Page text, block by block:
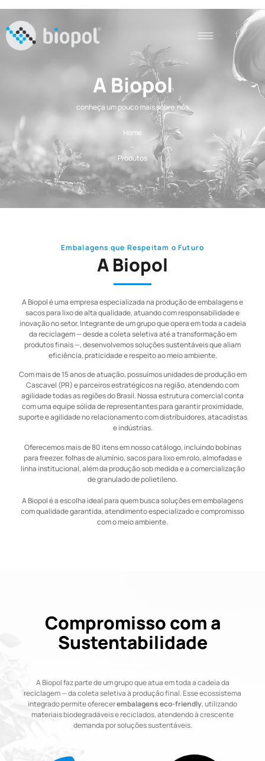
A Biopol
conheça um pouco mais sobre nós
Home
-
Produtos
Embalagens que Respeitam o Futuro
A Biopol
A Biopol é uma empresa especializada na produção de embalagens e
sacos para lixo de alta qualidade, atuando com responsabilidade e
inovação no setor. Integrante de um grupo que opera em toda a cadeia
da reciclagem — desde a coleta seletiva até a transformação em
produtos finais —, desenvolvemos soluções sustentáveis que aliam
eficiência, praticidade e respeito ao meio ambiente.
Com mais de 15 anos de atuação, possuímos unidades de produção em
Cascavel (PR) e parceiros estratégicos na região, atendendo com
agilidade todas as regiões do Brasil. Nossa estrutura comercial conta
com uma equipe sólida de representantes para garantir proximidade,
suporte e agilidade no relacionamento com distribuidores, atacadistas
e indústrias.
Oferecemos mais de 80 itens em nosso catálogo, incluindo bobinas
para freezer, folhas de alumínio, sacos para lixo em rolo, almofadas e
linha institucional, além da produção sob medida e a comercialização
de granulado de polietileno.
A Biopol é a escolha ideal para quem busca soluções em embalagens
com qualidade garantida, atendimento especializado e compromisso
com o meio ambiente.
Compromisso com a
Sustentabilidade
A Biopol faz parte de um grupo que atua em toda a cadeia da
reciclagem — da coleta seletiva à produção final. Esse ecossistema
integrado permite oferecerembalagens eco-friendly, utilizando
materiais biodegradáveis e reciclados, atendendo à crescente
demanda por soluções sustentáveis.